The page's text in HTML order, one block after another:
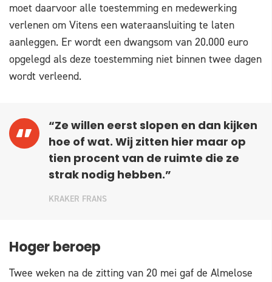
moet daarvoor alle toestemming en medewerking
verlenen om Vitens een wateraansluiting te laten
aanleggen. Er wordt een dwangsom van 20.000 euro
opgelegd als deze toestemming niet binnen twee dagen
wordt verleend.
“Ze willen eerst slopen en dan kijken
hoe of wat. Wij zitten hier maar op
tien procent van de ruimte die ze
strak nodig hebben.”
KRAKER FRANS
Hoger beroep
Twee weken na de zitting van 20 mei gaf de Almelose